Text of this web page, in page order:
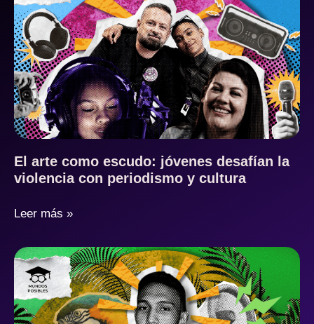
El arte como escudo: jóvenes desafían la
violencia con periodismo y cultura
Leer más »